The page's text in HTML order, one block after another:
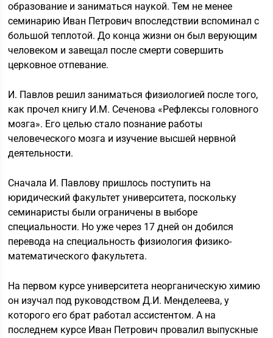
образование и заниматься наукой. Тем не менее
семинарию Иван Петрович впоследствии вспоминал с
большой теплотой. До конца жизни он был верующим
человеком и завещал после смерти совершить
церковное отпевание.
И. Павлов решил заниматься физиологией после того,
как прочел книгу И.М. Сеченова «Рефлексы головного
мозга». Его целью стало познание работы
человеческого мозга и изучение высшей нервной
деятельности.
Сначала И. Павлову пришлось поступить на
юридический факультет университета, поскольку
семинаристы были ограничены в выборе
специальности. Но уже через 17 дней он добился
перевода на специальность физиология физико-
математического факультета.
На первом курсе университета неорганическую химию
он изучал под руководством Д.И. Менделеева, у
которого его брат работал ассистентом. А на
последнем курсе Иван Петрович провалил выпускные